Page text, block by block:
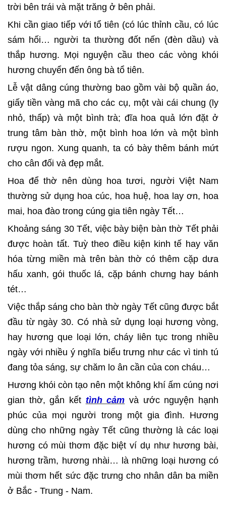
trời bên trái và mặt trăng ở bên phải.
Khi cần giao tiếp với tổ tiên (có lúc thỉnh cầu, có lúc
sám hối… người ta thường đốt nến (đèn dầu) và
thắp hương. Mọi nguyện cầu theo các vòng khói
hương chuyển đến ông bà tổ tiên.
Lễ vật dâng cúng thường bao gồm vài bộ quần áo,
giấy tiền vàng mã cho các cụ, một vài cái chung (ly
nhỏ, thấp) và một bình trà; đĩa hoa quả lớn đặt ở
trung tâm bàn thờ, một bình hoa lớn và một bình
rượu ngon. Xung quanh, ta có bày thêm bánh mứt
cho cân đối và đẹp mắt.
Hoa để thờ nên dùng hoa tươi, người Việt Nam
thường sử dụng hoa cúc, hoa huệ, hoa lay ơn, hoa
mai, hoa đào trong cúng gia tiên ngày Tết…
Khoảng sáng 30 Tết, việc bày biện bàn thờ Tết phải
được hoàn tất. Tuỳ theo điều kiện kinh tế hay văn
hóa từng miền mà trên bàn thờ có thêm cặp dưa
hấu xanh, gói thuốc lá, cặp bánh chưng hay bánh
tét…
Việc thắp sáng cho bàn thờ ngày Tết cũng được bắt
đầu từ ngày 30. Có nhà sử dụng loại hương vòng,
hay hương que loại lớn, cháy liên tục trong nhiều
ngày với nhiều ý nghĩa biểu trưng như các vì tinh tú
đang tỏa sáng, sự chăm lo ân cần của con cháu…
Hương khói còn tạo nên một không khí ấm cúng nơi
gian thờ, gắn kết tình cảm và ước nguyện hạnh
phúc của mọi người trong một gia đình. Hương
dùng cho những ngày Tết cũng thường là các loại
hương có mùi thơm đặc biệt ví dụ như hương bài,
hương trầm, hương nhài… là những loại hương có
mùi thơm hết sức đặc trưng cho nhân dân ba miền
ở Bắc - Trung - Nam.